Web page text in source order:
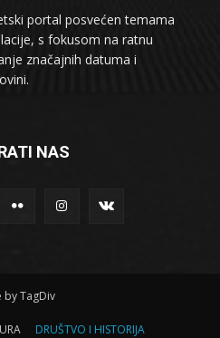
portal posvećen temama
s fokusom na ratnu
značajnih datuma i
NAS
TagDiv
DRUŠTVO I HISTORIJA